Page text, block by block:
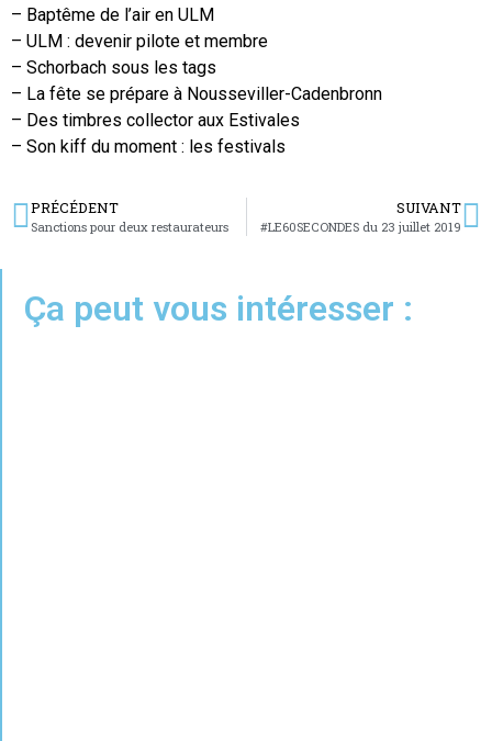
– Baptême de l’air en ULM
– ULM : devenir pilote et membre
– Schorbach sous les tags
– La fête se prépare à Nousseviller-Cadenbronn
– Des timbres collector aux Estivales
– Son kiff du moment : les festivals
PRÉCÉDENT
Sanctions pour deux restaurateurs
SUIVANT
#LE60SECONDES du 23 juillet 2019
Ça peut vous intéresser :